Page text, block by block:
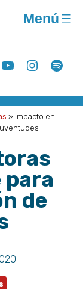
YoutubeInstagram
Menú
» Impacto en
para
de